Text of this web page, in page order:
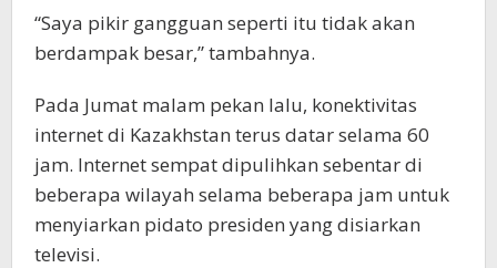
“Saya pikir gangguan seperti itu tidak akan
berdampak besar,” tambahnya.
Pada Jumat malam pekan lalu, konektivitas
internet di Kazakhstan terus datar selama 60
jam. Internet sempat dipulihkan sebentar di
beberapa wilayah selama beberapa jam untuk
menyiarkan pidato presiden yang disiarkan
televisi.